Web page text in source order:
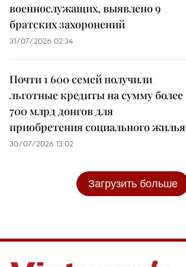
военнослужащих, выявлено 9
братских захоронений
31/07/2026 02:34
Почти 1 600 семей получили
льготные кредиты на сумму более
700 млрд донгов для
приобретения социального жилья
30/07/2026 13:02
Загрузить больше